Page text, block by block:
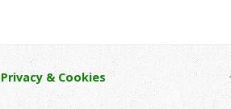
Privacy & Cookies